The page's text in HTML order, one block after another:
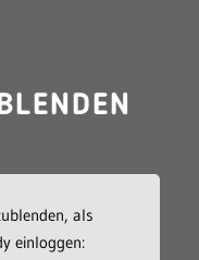
als
einloggen: